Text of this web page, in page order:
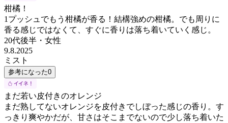
柑橘！
1プッシュでもう柑橘が香る！結構強めの柑橘。でも周りに
香る感じではなくて、すぐに香りは落ち着いていく感じ。
20代後半 ・ 女性
9.8.2025
ミスト
参考になった0
まだ若い皮付きのオレンジ
まだ熟してないオレンジを皮付きでしぼった感じの香り。す
っきり爽やかだが、甘さはそこまでないので少し落ち着いた